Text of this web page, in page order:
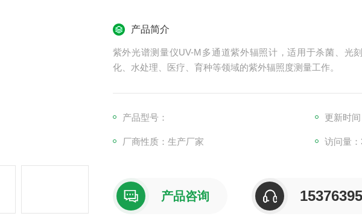
产品简介
紫外光谱测量仪UV-M多通道紫外辐照计，适用于杀菌、光
化、水处理、医疗、育种等领域的紫外辐照度测量工作。
产品型号： 更新时
厂商性质：生产厂家 访问量：
产品咨询